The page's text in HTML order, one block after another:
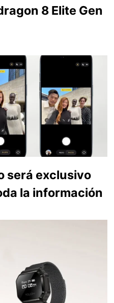
8 Elite Gen
será exclusivo
la información